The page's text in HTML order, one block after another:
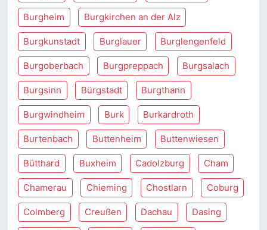
Burgheim Burgkirchen an der Alz
Burgkunstadt Burglauer Burglengenfeld
Burgoberbach Burgpreppach Burgsalach
Burgsinn Bürgstadt Burgthann
Burgwindheim Burk Burkardroth
Burtenbach Buttenheim Buttenwiesen
Bütthard Buxheim Cadolzburg Cham
Chamerau Chieming Chostlarn Coburg
Colmberg Creußen Dachau Dasing